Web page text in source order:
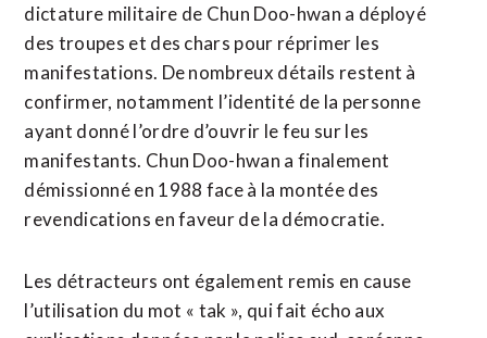
dictature militaire de Chun Doo-hwan a déployé
des troupes et des ​chars pour réprimer les
manifestations. De nombreux détails restent à
confirmer, notamment l’identité de la personne
ayant donné l’ordre d’ouvrir le feu sur les
manifestants. Chun Doo-hwan a finalement
démissionné en 1988 face à la montée des
revendications en faveur de la démocratie.
Les détracteurs ont également remis en cause
l’utilisation du mot « tak », qui fait écho aux